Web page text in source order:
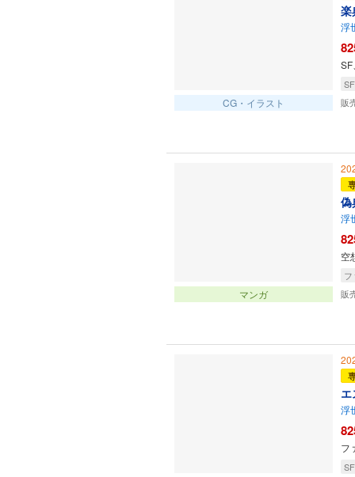
CG・イラスト
楽
浮
SF
販
マンガ
偽
浮
空
販
浮
フ
SF